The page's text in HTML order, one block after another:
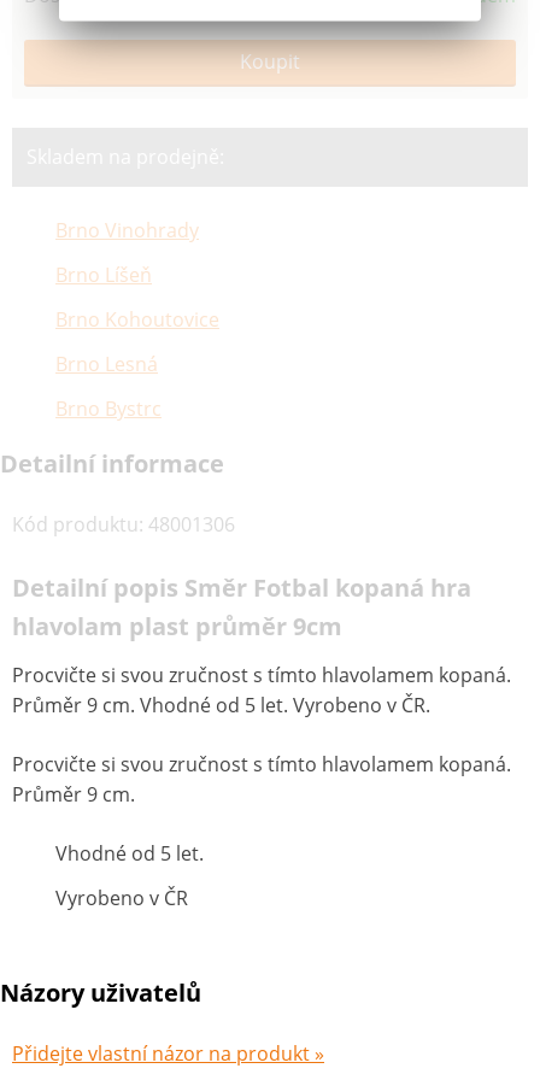
Brno Vinohrady
Brno Líšeň
Brno Kohoutovice
Brno Lesná
Brno Bystrc
Detailní informace
Kód produktu: 48001306
Detailní popis Směr Fotbal kopaná hra
hlavolam plast průměr 9cm
Procvičte si svou zručnost s tímto hlavolamem kopaná.
Průměr 9 cm. Vhodné od 5 let. Vyrobeno v ČR.
Procvičte si svou zručnost s tímto hlavolamem kopaná.
Průměr 9 cm.
Vhodné od 5 let.
Vyrobeno v ČR
Názory uživatelů
Přidejte vlastní názor na produkt »